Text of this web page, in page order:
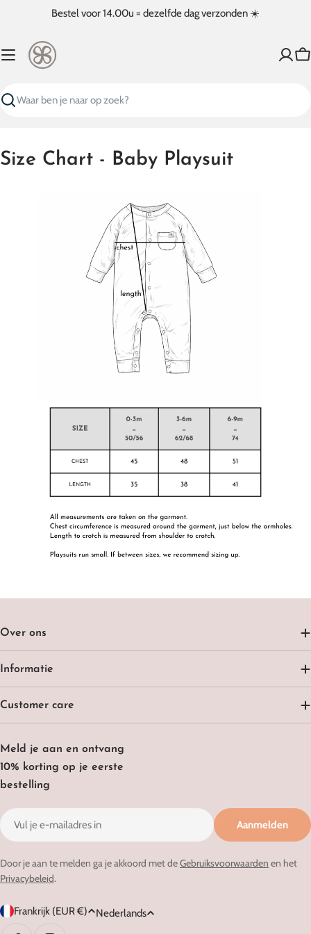
Bestel voor 14.00u = dezelfde dag verzonden ☀️
Zoeken
Size Chart - Baby Playsuit
Meld je aan en ontvang
10% korting op je eerste
bestelling
E-
mail
Aanmelden
Door je aan te melden ga je akkoord met deGebruiksvoorwaarden en het
Privacybeleid.
Over ons
Informatie
Customer care
L
a
Frankrijk (EUR €)
T
Nederlands